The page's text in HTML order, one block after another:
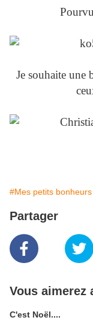
Je souhaite une
#Mes petits bonheurs
Partager
Vous aimerez
C'est Noël....